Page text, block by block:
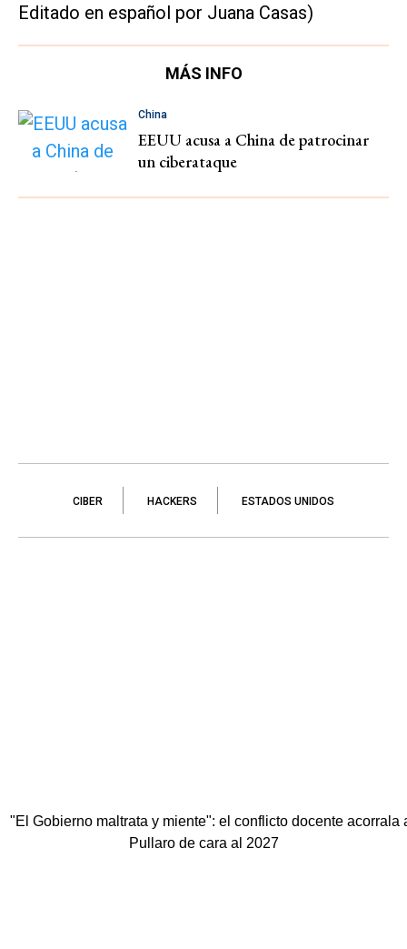
Editado en español por Juana Casas)
MÁS INFO
China
EEUU acusa a China de patrocinar
un ciberataque
CIBER HACKERS ESTADOS UNIDOS